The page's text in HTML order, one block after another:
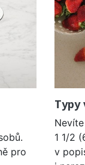
pro
Typy
1 1/2
v